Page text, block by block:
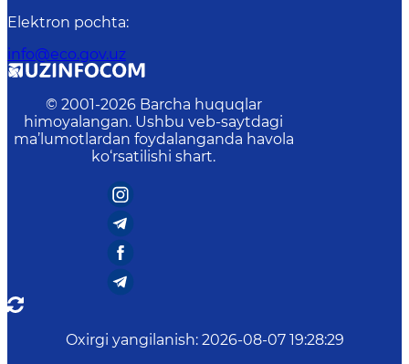
Elektron pochta:
info@eco.gov.uz
© 2001-2026 Barcha huquqlar
himoyalangan. Ushbu veb-saytdagi
ma’lumotlardan foydalanganda havola
ko‘rsatilishi shart.
Oxirgi yangilanish: 2026-08-07 19:28:29